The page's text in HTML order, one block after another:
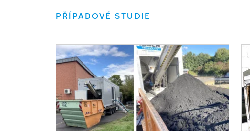
PŘÍPADOVÉ STUDIE